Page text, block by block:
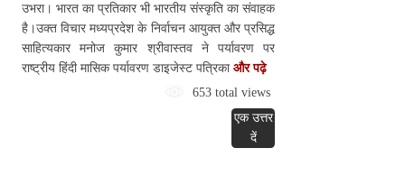
उभरा। भारत का प्रतिकार भी भारतीय संस्कृति का संवाहक
है।उक्त विचार मध्यप्रदेश के निर्वाचन आयुक्त और प्रसिद्ध
साहित्यकार मनोज कुमार श्रीवास्तव ने पर्यावरण पर
राष्ट्रीय हिंदी मासिक पर्यावरण डाइजेस्ट पत्रिका और पढ़े
653 total views
एक उत्तर
दें